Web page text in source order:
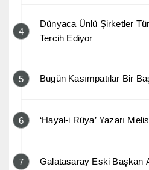
4
Dünyaca Ünlü Şirketler
Tercih Ediyor
5 Bugün Kasımpatılar Bir
6 ‘Hayal-i Rüya’ Yazarı
7 Galatasaray Eski Başkan